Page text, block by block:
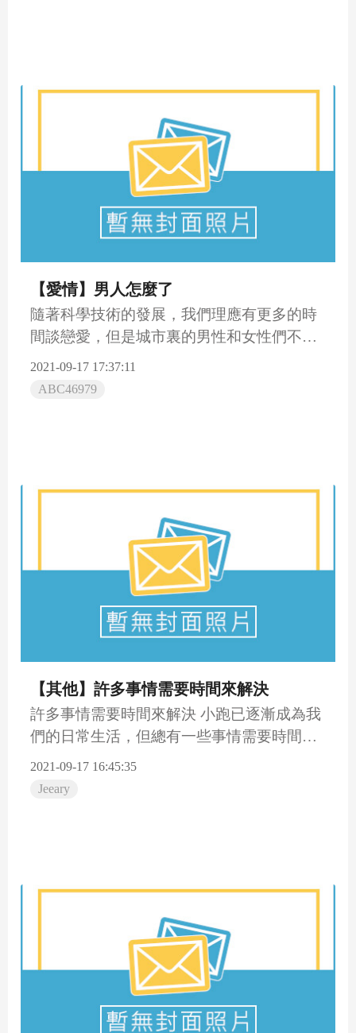
【愛情】男人怎麼了
隨著科學技術的發展，我們理應有更多的時
間談戀愛，但是城市裏的男性和女性們不僅
需要更長時間的工作。住地...
2021-09-17 17:37:11
ABC46979
【其他】許多事情需要時間來解決
許多事情需要時間來解決 小跑已逐漸成為我
們的日常生活，但總有一些事情需要時間慢
慢沉澱。如果你改...
2021-09-17 16:45:35
Jeeary